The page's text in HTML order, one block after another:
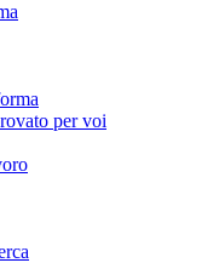
per voi